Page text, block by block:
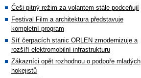
Češi pitný režim za volantem stále podceňují
Festival Film a architektura představuje
kompletní program
Síť čerpacích stanic ORLEN zmodernizuje a
rozšíří elektromobilní infrastrukturu
Zákazníci opět rozhodnou o podpoře mladých
hokejistů